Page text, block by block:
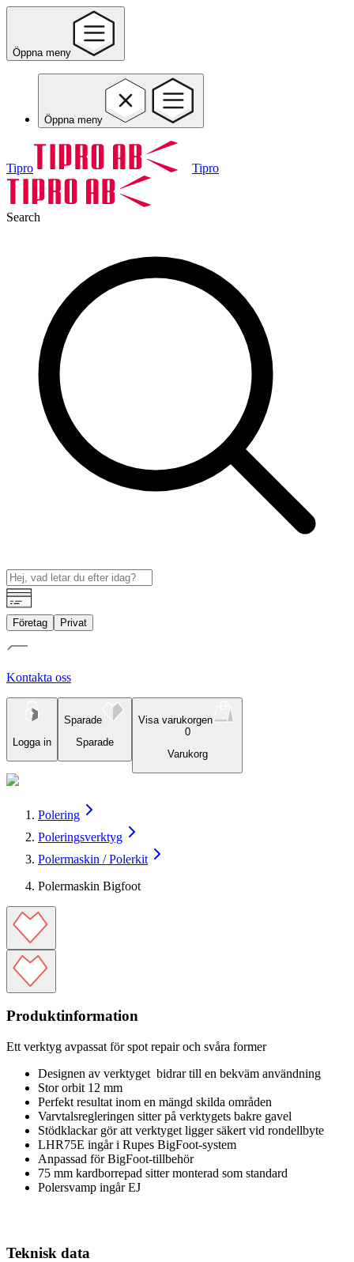
Öppna meny
Öppna meny
Tipro Tipro
Search
Företag Privat
Kontakta oss
Logga in
Sparade
Sparade
Visa varukorgen
0
Varukorg
Polering
Poleringsverktyg
Polermaskin / Polerkit
Polermaskin Bigfoot
Produktinformation
Ett verktyg avpassat för spot repair och svåra former
Designen av verktyget bidrar till en bekväm användning
Stor orbit 12 mm
Perfekt resultat inom en mängd skilda områden
Varvtalsregleringen sitter på verktygets bakre gavel
Stödklackar gör att verktyget ligger säkert vid rondellbyte
LHR75E ingår i Rupes BigFoot-system
Anpassad för BigFoot-tillbehör
75 mm kardborrepad sitter monterad som standard
Polersvamp ingår EJ
Teknisk data